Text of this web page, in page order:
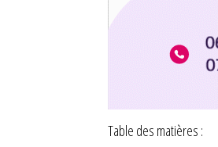
Table des matières :